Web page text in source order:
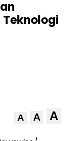
A A A